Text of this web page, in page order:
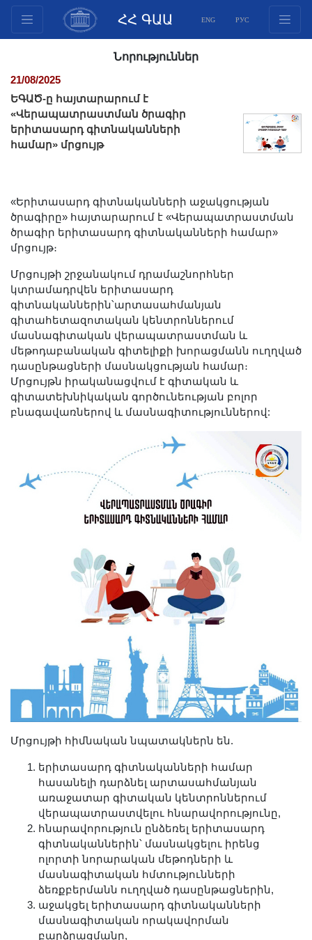
ՀՀ ԳԱԱ ENG РУС
Փաստաթղթեր
Ինովացիոն առաջարկներ
Հրատարակություններ
Մրցույթներ
Միջազգային
համագործակցություն
Երիտասարդական
ծրագրեր
Լուսանկարներ
Տեսադարան
Վեբ ռեսուրսներ
Այլ ակադեմիաներ
«Գիտություն» թերթ
Հրապարակումներ
մամուլում
Համալսարաններ
Նորություններ
Գիտական արդյունքներ
Սփյուռքի գիտնականները
Մեր երախտավորները
Հայտարարություններ
Կայքի քարտեզ
Որոնում
Նորություններ
21/08/2025
ԵԳԱԾ-ը հայտարարում է
«Վերապատրաստման ծրագիր
երիտասարդ գիտնականների
համար» մրցույթ
«Երիտասարդ գիտնականների աջակցության
ծրագիրը» հայտարարում է «Վերապատրաստման
ծրագիր երիտասարդ գիտնականների համար»
մրցույթ։
Մրցույթի շրջանակում դրամաշնորհներ
կտրամադրվեն երիտասարդ
գիտնականներին՝արտասահմանյան
գիտահետազոտական կենտրոններում
մասնագիտական վերապատրաստման և
մեթոդաբանական գիտելիքի խորացմանն ուղղված
դասընթացների մասնակցության համար։
Մրցույթն իրականացվում է գիտական և
գիտատեխնիկական գործունեության բոլոր
բնագավառներով և մասնագիտություններով:
Մրցույթի հիմնական նպատակներն են.
երիտասարդ գիտնականների համար
հասանելի դարձնել արտասահմանյան
առաջատար գիտական կենտրոններում
վերապատրաստվելու հնարավորությունը,
հնարավորություն ընձեռել երիտասարդ
գիտնականներին՝ մասնակցելու իրենց
ոլորտի նորարական մեթոդների և
մասնագիտական հմտությունների
ձեռքբերմանն ուղղված դասընթացներին,
աջակցել երիտասարդ գիտնականների
մասնագիտական որակավորման
բարձրացմանը,